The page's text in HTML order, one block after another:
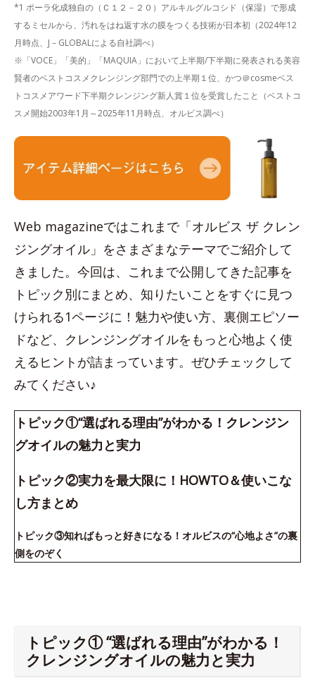
*1 ポーラ化成独自の（Ｃ１２－２０）アルキルグルコシド（保湿）で形成
するミセルから、汚れをはね返す水の膜をつくる技術が日本初（2024年12
月時点、J－GLOBALによる自社調べ）
※「VOCE」「美的」「MAQUIA」において上半期/下半期に発表される美容
賢者のベストコスメクレンジング部門での上半期１位、かつ＠cosmeベス
トコスメアワード下半期クレンジング新人賞１位を受賞したこと（ベストコ
スメ開始2003年1月～2025年11月時点、オルビス調べ）
Web magazineではこれまで「オルビス ザ クレン
ジングオイル」をさまざまなテーマでご紹介して
きました。今回は、これまで公開してきた記事を
トピック別にまとめ、知りたいことをすぐに見つ
けられる1ページに！魅力や使い方、裏側エピソー
ドなど、クレンジングオイルをもっと心地よく使
えるヒントが詰まっています。ぜひチェックして
みてください♪
トピック①“選ばれる理由”がわかる！クレンジン
グオイルの魅力と実力
トピック②実力を最大限に！HOWTO＆使いこな
し方まとめ
トピック③知ればもっと好きになる！オルビスの“心地よさ”の裏
側をのぞく
トピック① “選ばれる理由”がわかる！
クレンジングオイルの魅力と実力